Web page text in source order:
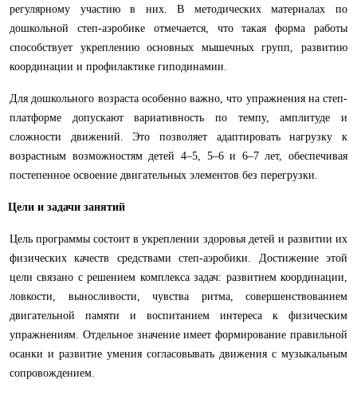
регулярному участию в них. В методических материалах по
дошкольной степ-аэробике отмечается, что такая форма работы
способствует укреплению основных мышечных групп, развитию
координации и профилактике гиподинамии.
Для дошкольного возраста особенно важно, что упражнения на степ-
платформе допускают вариативность по темпу, амплитуде и
сложности движений. Это позволяет адаптировать нагрузку к
возрастным возможностям детей 4–5, 5–6 и 6–7 лет, обеспечивая
постепенное освоение двигательных элементов без перегрузки.
Цели и задачи занятий
Цель программы состоит в укреплении здоровья детей и развитии их
физических качеств средствами степ-аэробики. Достижение этой
цели связано с решением комплекса задач: развитием координации,
ловкости, выносливости, чувства ритма, совершенствованием
двигательной памяти и воспитанием интереса к физическим
упражнениям. Отдельное значение имеет формирование правильной
осанки и развитие умения согласовывать движения с музыкальным
сопровождением.